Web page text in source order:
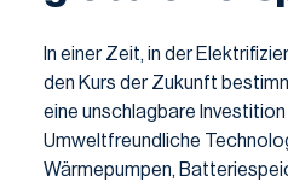
In einer Zeit, in der
den Kurs der Zukunft
eine unschlagbare Investition
Umweltfreundliche
Wärmepumpen,